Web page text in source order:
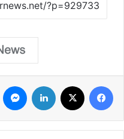
فيسبوك لينكدإن